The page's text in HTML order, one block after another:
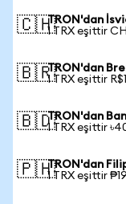
🇨🇭TRON'dan
1 TRX eşittir
🇧🇷TRON'dan
1 TRX eşittir
🇧🇩TRON'dan
1 TRX eşittir
🇵🇭TRON'dan
1 TRX eşittir